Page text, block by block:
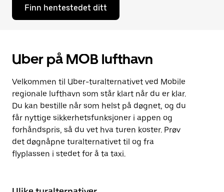
Finn hentestedet ditt
Uber på MOB lufthavn
Velkommen til Uber-turalternativet ved Mobile
regionale lufthavn som står klart når du er klar.
Du kan bestille når som helst på døgnet, og du
får nyttige sikkerhetsfunksjoner i appen og
forhåndspris, så du vet hva turen koster. Prøv
det døgnåpne turalternativet til og fra
flyplassen i stedet for å ta taxi.